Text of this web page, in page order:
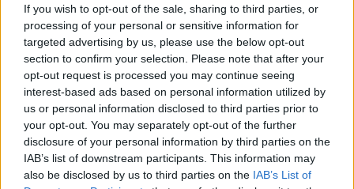
If you wish to opt-out of the sale, sharing to third parties, or
processing of your personal or sensitive information for
targeted advertising by us, please use the below opt-out
section to confirm your selection. Please note that after your
opt-out request is processed you may continue seeing
interest-based ads based on personal information utilized by
us or personal information disclosed to third parties prior to
your opt-out. You may separately opt-out of the further
disclosure of your personal information by third parties on the
IAB’s list of downstream participants. This information may
also be disclosed by us to third parties on the IAB’s List of
szellem hangját és az Ezernyi Napvillanás Napjának
említését már a posztapokaliptikus témáknak
tartogatott üdvözült mosollyal hallgatjuk. A
műfajkeveredés nem okoz zavart, sőt, olyan ügyesen
vegyülnek apránként a számunkra ismerős múltra
vonatkozó utalások a fantasy olyan kötelező
toposzai közé, mint a howard-i jellegű titokzatos
mágia vagy a mitikus szörnyek (itt élőholtak és
leucrották), hogy elégedetten kell csettintenünk a
tudatos világépítés iskolapéldájának láttán.